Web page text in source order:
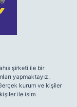
şirketi ile bir
yapmaktayız.
kurum ve kişiler
ile isim